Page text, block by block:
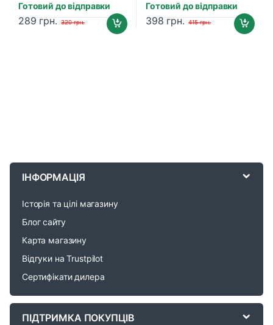
Готовий до відправки
289 грн. 320грн.
Готовий до відправки
398 грн. 415грн.
C
ІНФОРМАЦІЯ
Історія та цілі магазину
Блог сайту
Карта магазину
Відгуки на Trustpilot
Сертифікати дилера
ПІДТРИМКА ПОКУПЦІВ